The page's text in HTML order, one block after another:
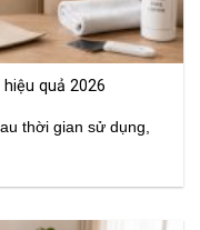
quả 2026
thời gian sử dụng,